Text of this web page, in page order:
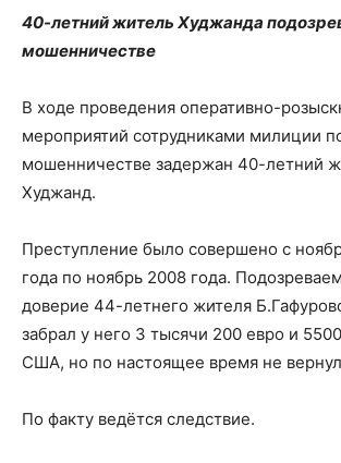
40-летний житель Худжанда
мошенничестве
В ходе проведения оперативно-
мероприятий сотрудниками милиции
мошенничестве задержан 40-летний
Худжанд.
Преступление было совершено с
года по ноябрь 2008 года.
доверие 44-летнего жителя
забрал у него 3 тысячи 200 евро и
США, но по настоящее время не
По факту ведётся следствие.